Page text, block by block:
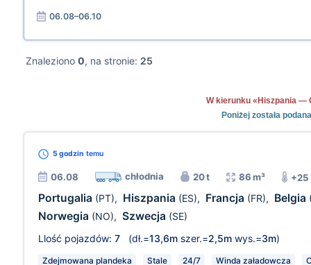
06.08–06.10
Znaleziono 0, na stronie: 25
W kierunku «Hiszpania —
Poniżej została
5 godzin temu
06.08 chłodnia 20 t 86 m³ +25
Portugalia (PT), Hiszpania (ES), Francja (FR), Belgia
Norwegia (NO), Szwecja (SE)
Llość pojazdów: 7 (dł.=13,6m szer.=2,5m wys.=3m)
Zdejmowana plandeka Stale 24/7 Winda załadowcza